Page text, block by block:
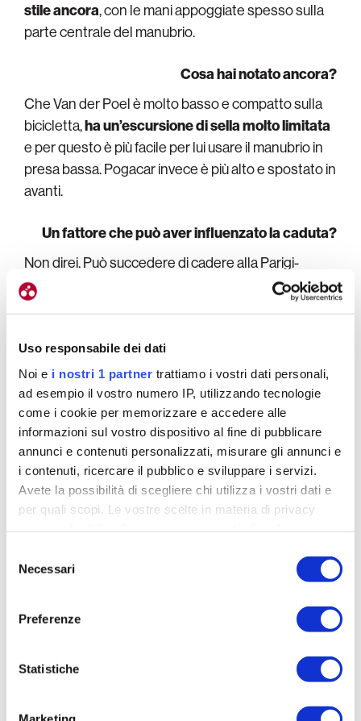
Uso responsabile dei dati
Noi e i nostri 1 partner trattiamo i vostri dati personali,
ad esempio il vostro numero IP, utilizzando tecnologie
come i cookie per memorizzare e accedere alle
informazioni sul vostro dispositivo al fine di pubblicare
annunci e contenuti personalizzati, misurare gli annunci e
i contenuti, ricercare il pubblico e sviluppare i servizi.
Avete la possibilità di scegliere chi utilizza i vostri dati e
per quali scopi. Le vostre scelte in materia di privacy
revocare il proprio consenso in qualsiasi momento dalla
Dichiarazione sui cookie o facendo clic sull'icona di
e imposta le tue preferenze nella
sezione dettagli. Puoi
modificare o ritirare il tuo consenso in qualsiasi momento
delNecessari
Preferenze
Statistiche
stile ancora, con le mani appoggiate spesso sulla
parte centrale del manubrio.
Cosa hai notato ancora?
Che Van der Poel è molto basso e compatto sulla
bicicletta,ha un’escursione di sella molto limitata
e per questo è più facile per lui usare il manubrio in
presa bassa. Pogacar invece è più alto e spostato in
avanti.
Un fattore che può aver influenzato la caduta?
Non direi. Può succedere di cadere alla Parigi-
Roubaix.
Poi in realtà Pogacar non è caduto, ha
sbagliato una curva e poi è finito a terra
sbagliata a causa della moto davanti.